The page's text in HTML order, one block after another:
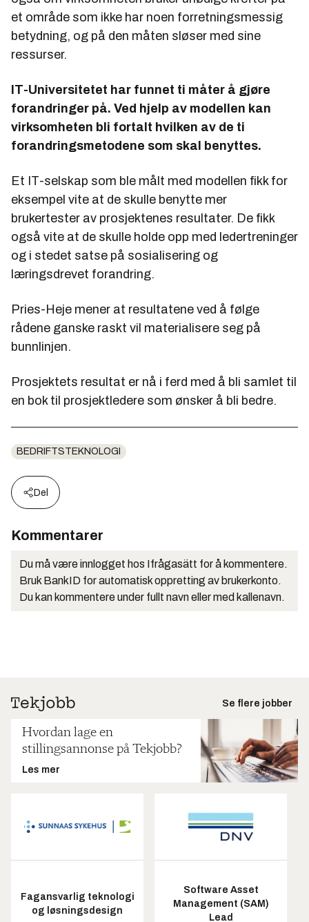
et område som ikke har noen forretningsmessig
betydning, og på den måten sløser med sine
ressurser.
IT-Universitetet har funnet ti måter å gjøre
forandringer på. Ved hjelp av modellen kan
virksomheten bli fortalt hvilken av de ti
forandringsmetodene som skal benyttes.
Et IT-selskap som ble målt med modellen fikk for
eksempel vite at de skulle benytte mer
brukertester av prosjektenes resultater. De fikk
også vite at de skulle holde opp med ledertreninger
og i stedet satse på sosialisering og
læringsdrevet forandring.
Pries-Heje mener at resultatene ved å følge
rådene ganske raskt vil materialisere seg på
bunnlinjen.
Prosjektets resultat er nå i ferd med å bli samlet til
en bok til prosjektledere som ønsker å bli bedre.
BEDRIFTSTEKNOLOGI
Del
Kommentarer
Du må være innlogget hos Ifrågasätt for å kommentere.
Bruk BankID for automatisk oppretting av brukerkonto.
Du kan kommentere under fullt navn eller med kallenavn.
Se flere jobber
Hvordan lage en
stillingsannonse på Tekjobb?
Les mer
Fagansvarlig teknologi
og løsningsdesign
Software Asset
Management (SAM)
Lead